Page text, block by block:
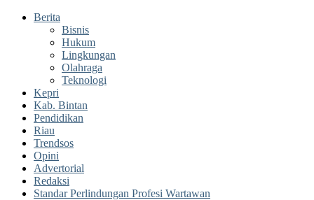
Berita
Bisnis
Hukum
Lingkungan
Olahraga
Teknologi
Kepri
Kab. Bintan
Pendidikan
Riau
Trendsos
Opini
Advertorial
Redaksi
Standar Perlindungan Profesi Wartawan